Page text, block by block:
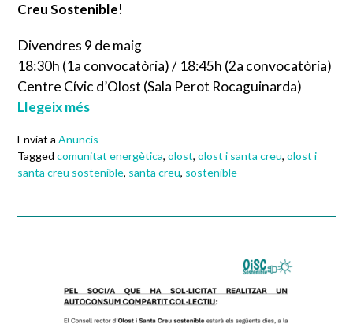
Creu Sostenible!
Divendres 9 de maig
18:30h (1a convocatòria) / 18:45h (2a convocatòria)
Centre Cívic d’Olost (Sala Perot Rocaguinarda)
Llegeix més
Enviat a Anuncis
Tagged comunitat energètica, olost, olost i santa creu, olost i
santa creu sostenible, santa creu, sostenible